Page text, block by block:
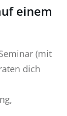
einem
(mit
dich